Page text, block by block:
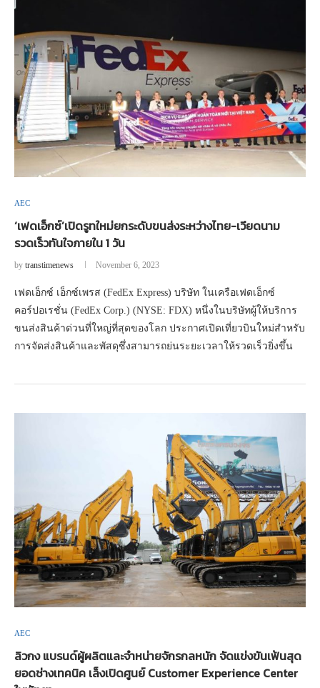
AEC
‘เฟดเอ็กซ์’เปิดรูทใหม่ยกระดับขนส่งระหว่างไทย-เวียดนาม
รวดเร็วทันใจภายใน 1 วัน
by transtimenews November 6, 2023
เฟดเอ็กซ์ เอ็กซ์เพรส (FedEx Express) บริษัท ในเครือเฟดเอ็กซ์
คอร์ปอเรชั่น (FedEx Corp.) (NYSE: FDX) หนึ่งในบริษัทผู้ให้บริการ
ขนส่งสินค้าด่วนที่ใหญ่ที่สุดของโลก ประกาศเปิดเที่ยวบินใหม่สำหรับ
การจัดส่งสินค้าและพัสดุซึ่งสามารถย่นระยะเวลาให้รวดเร็วยิ่งขึ้น
AEC
ลิวกง แบรนด์ผู้ผลิตและจำหน่ายจักรกลหนัก จัดแข่งขันเฟ้นสุด
ยอดช่างเทคนิค เล็งเปิดศูนย์ Customer Experience Center